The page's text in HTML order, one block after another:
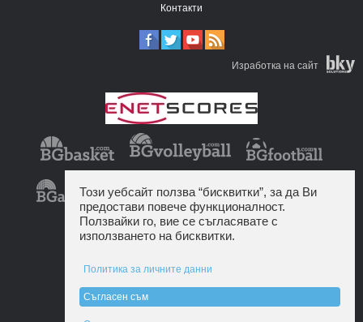
Контакти
Изработка на сайт
Този уебсайт ползва “бисквитки”, за да Ви
предостави повече функционалност.
Ползвайки го, вие се съгласявате с
използването на бисквитки.
Политика за личните данни
Съгласен съм